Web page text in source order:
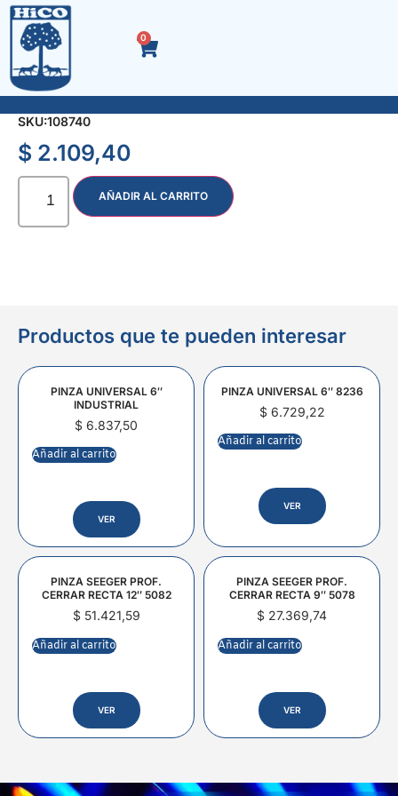
0
RUEDA P/CORTADORA DE CESPED 135 mm.
SKU:108740
$ 2.109,40
AÑADIR AL CARRITO
Productos que te pueden interesar
PINZA UNIVERSAL 6″
INDUSTRIAL
$ 6.837,50
Añadir al carrito
VER
PINZA UNIVERSAL 6″ 8236
$6.729,22
Añadir al carrito
VER
PINZA SEEGER PROF.
CERRAR RECTA 12″ 5082
$51.421,59
Añadir al carrito
VER
PINZA SEEGER PROF.
CERRAR RECTA 9″ 5078
$ 27.369,74
Añadir al carrito
VER